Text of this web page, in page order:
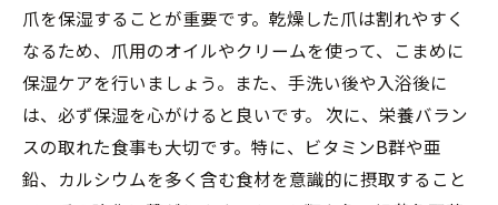
爪を保湿することが重要です。乾燥した爪は割れやすく
なるため、爪用のオイルやクリームを使って、こまめに
保湿ケアを行いましょう。また、手洗い後や入浴後に
は、必ず保湿を心がけると良いです。 次に、栄養バラン
スの取れた食事も大切です。特に、ビタミンB群や亜
鉛、カルシウムを多く含む食材を意識的に摂取すること